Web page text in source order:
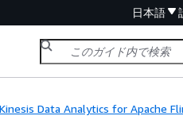
日本語
Data Analytics for Apache